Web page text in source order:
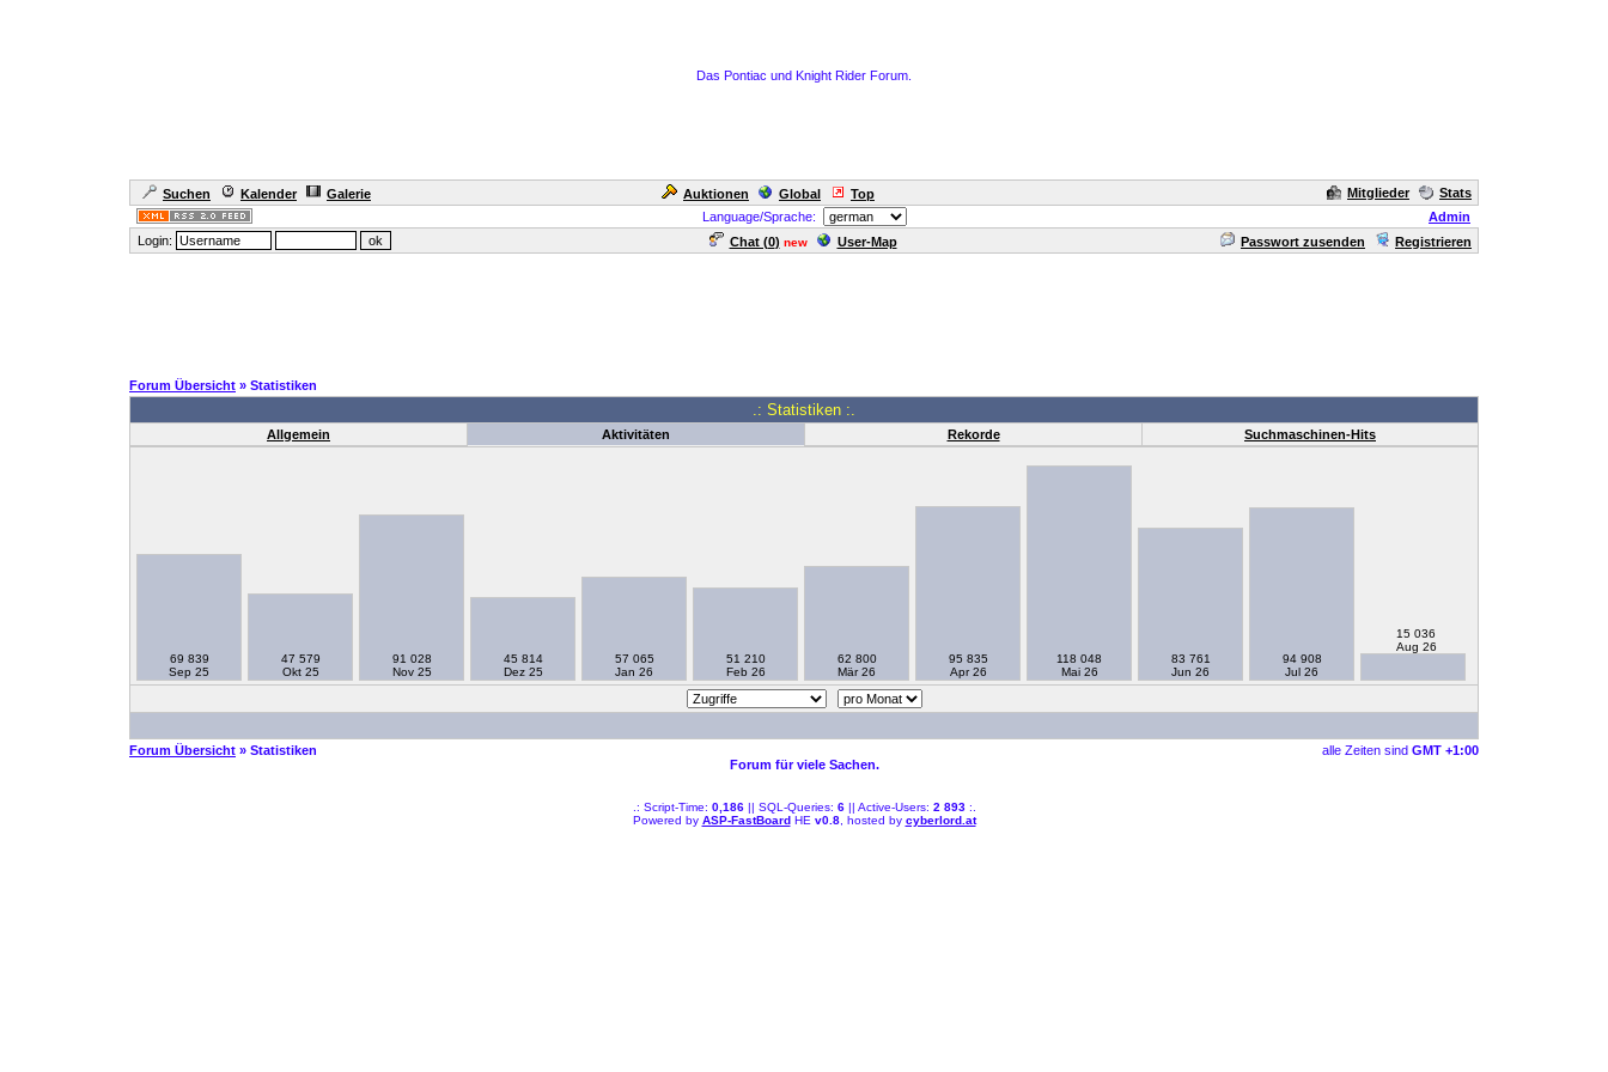
Das Pontiac und Knight Rider Forum.
Suchen Kalender Galerie Auktionen Global Top Mitglieder
Stats
Language/Sprache:
Admin
Login:
Chat (0) new User-Map Passwort zusenden Registrieren
Forum Übersicht » Statistiken
.: Statistiken :.
Allgemein Aktivitäten Rekorde Suchmaschinen-Hits
69 839
Sep 25
47 579
Okt 25
91 028
Nov 25
45 814
Dez 25
57 065
Jan 26
51 210
Feb 26
62 800
Mär 26
95 835
Apr 26
118 048
Mai 26
83 761
Jun 26
94 908
Jul 26
15 036
Aug 26
Forum Übersicht » Statistiken alle Zeiten sind GMT +1:00
Forum für viele Sachen.
.: Script-Time: 0,186|| SQL-Queries: 6|| Active-Users: 2 893:.
Powered by ASP-FastBoardHE v0.8, hosted by cyberlord.at